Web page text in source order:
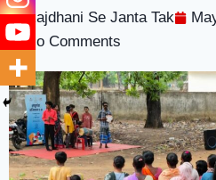
Rajdhani Se Janta Tak
No Comments